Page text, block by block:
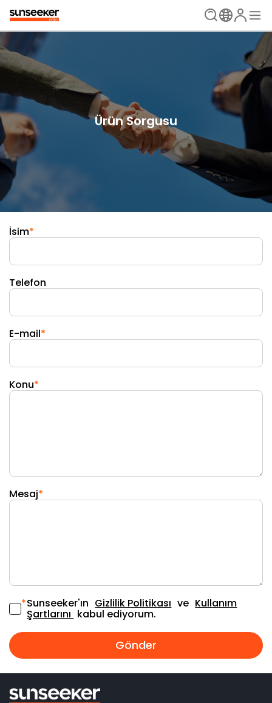
Ürün Sorgusu
İsim*
Telefon
E-mail*
Konu*
Mesaj*
*Sunseeker'ın Gizlilik Politikası ve Kullanım
Şartlarını kabul ediyorum.
Gönder